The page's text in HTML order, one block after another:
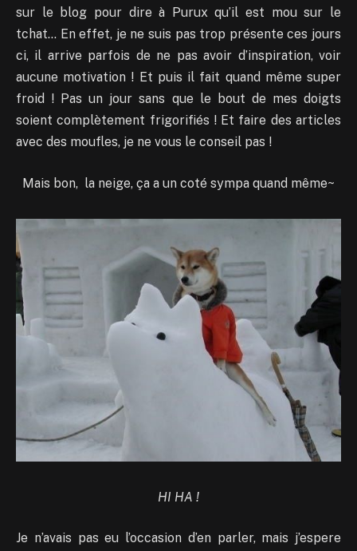
sur le blog pour dire à Purux qu’il est mou sur le
tchat… En effet, je ne suis pas trop présente ces jours
ci, il arrive parfois de ne pas avoir d’inspiration, voir
aucune motivation ! Et puis il fait quand même super
froid ! Pas un jour sans que le bout de mes doigts
soient complètement frigorifiés ! Et faire des articles
avec des moufles, je ne vous le conseil pas !
Mais bon, la neige, ça a un coté sympa quand même~
HI HA !
Je n’avais pas eu l’occasion d’en parler, mais j’espere